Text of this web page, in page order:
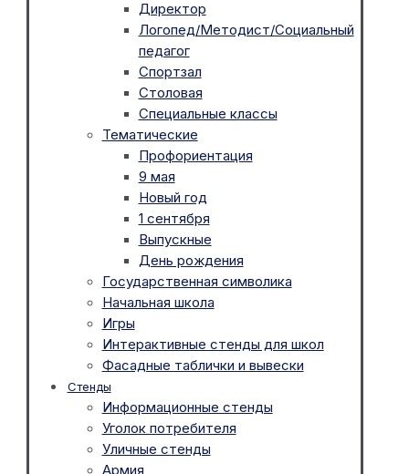
Директор
Логопед/Методист/Социальный
педагог
Спортзал
Столовая
Специальные классы
Тематические
Профориентация
9 мая
Новый год
1 сентября
Выпускные
День рождения
Государственная символика
Начальная школа
Игры
Интерактивные стенды для школ
Фасадные таблички и вывески
Стенды
Информационные стенды
Уголок потребителя
Уличные стенды
Армия